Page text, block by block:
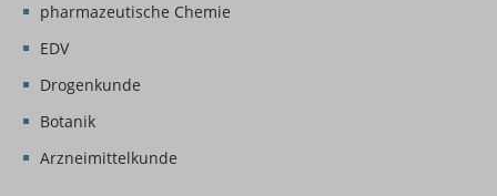
pharmazeutische Chemie
EDV
Drogenkunde
Botanik
Arzneimittelkunde